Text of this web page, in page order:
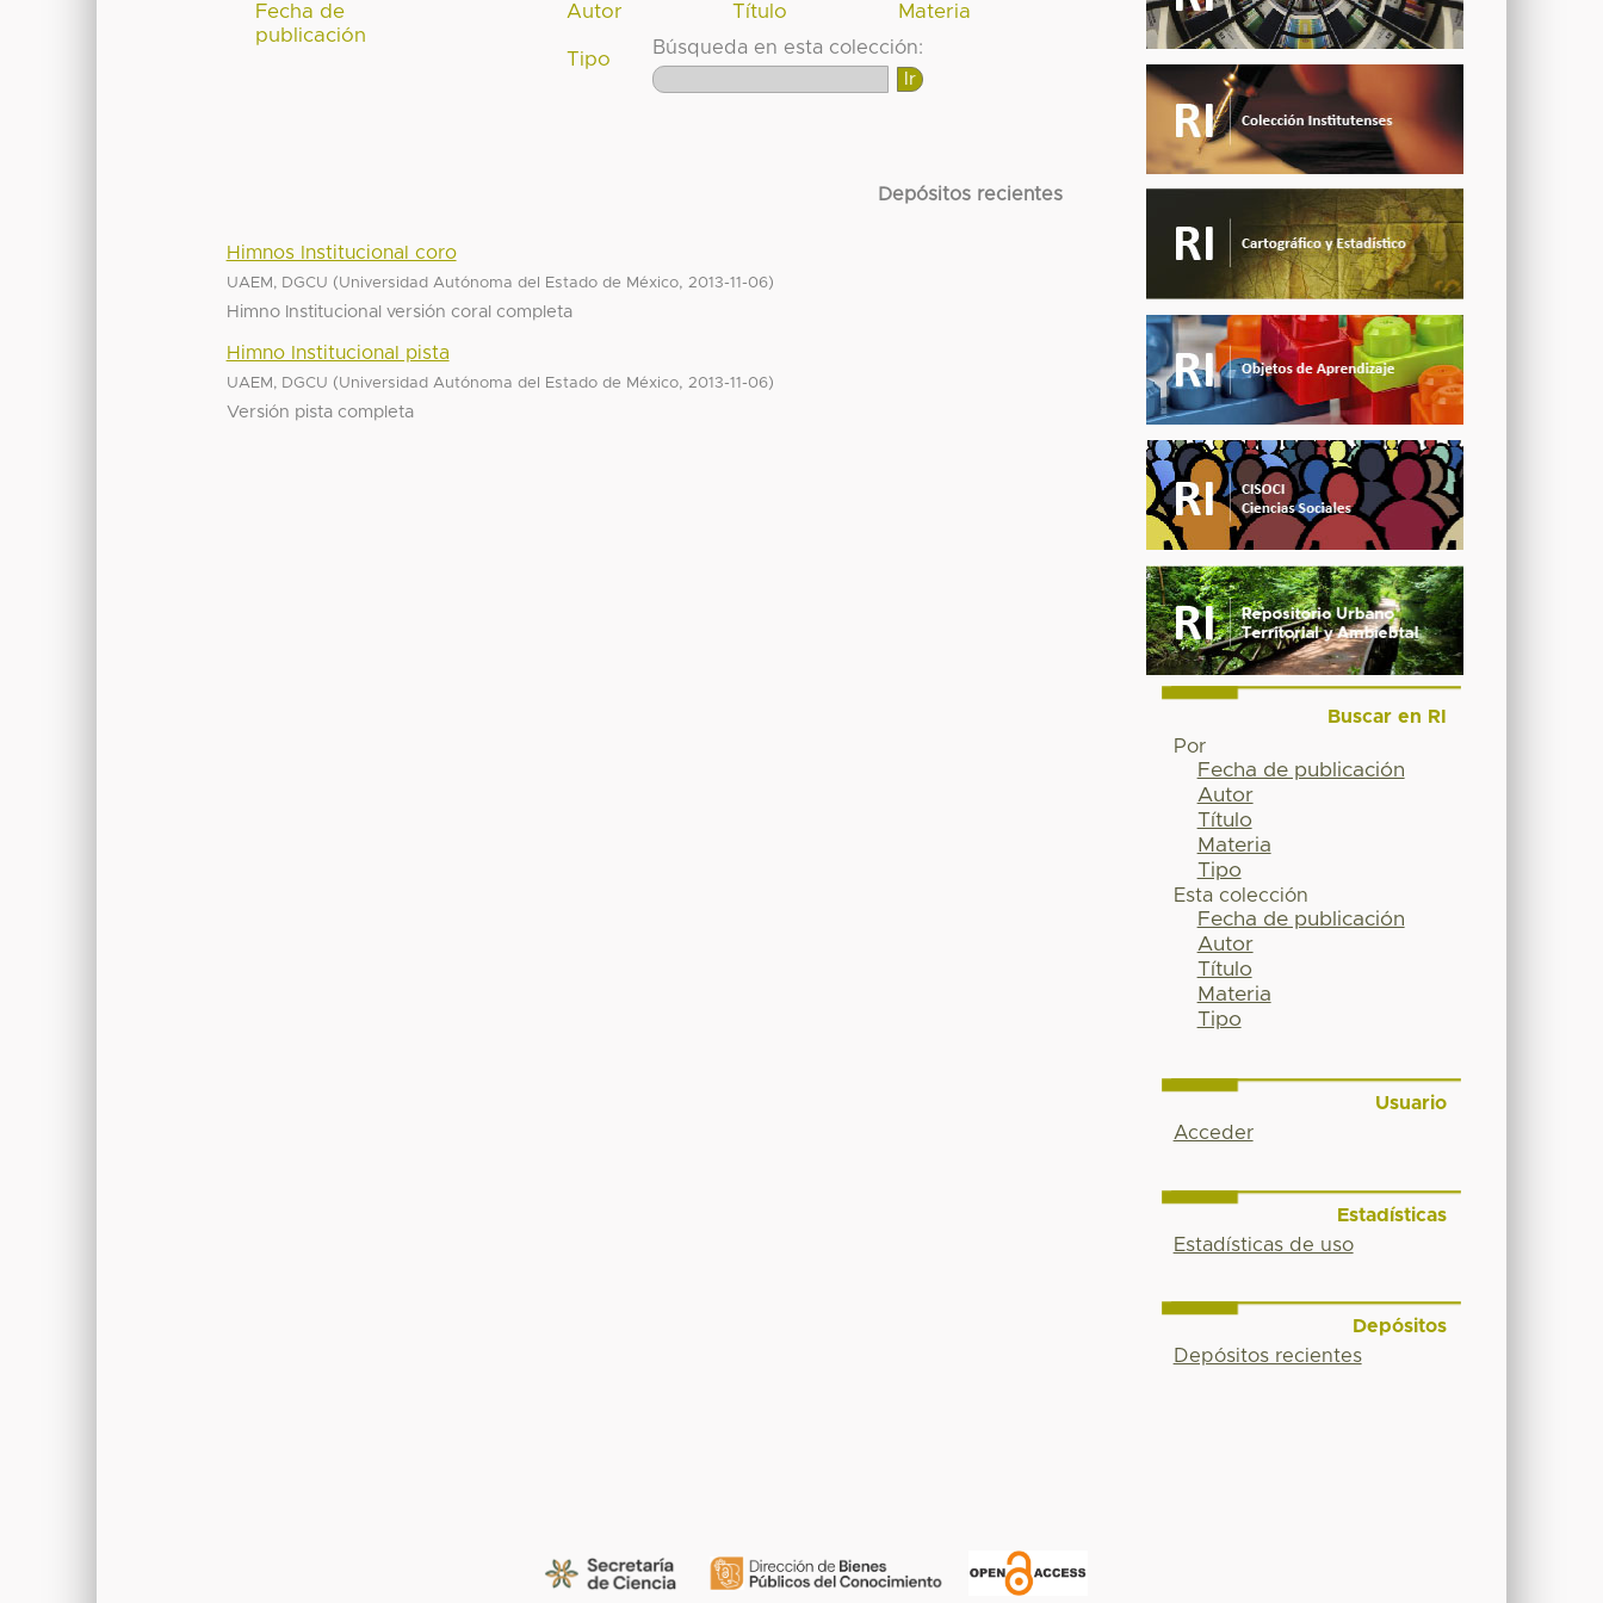
Fecha de
publicación
Autor Título Materia
Tipo
Búsqueda en esta colección:
Depósitos recientes
Himnos Institucional coro
UAEM, DGCU (Universidad Autónoma del Estado de México, 2013-11-06)
Himno Institucional versión coral completa
Himno Institucional pista
UAEM, DGCU (Universidad Autónoma del Estado de México, 2013-11-06)
Versión pista completa
Buscar en RI
Por
Fecha de publicación
Autor
Título
Materia
Tipo
Esta colección
Fecha de publicación
Autor
Título
Materia
Tipo
Usuario
Acceder
Estadísticas
Estadísticas de uso
Depósitos
Depósitos recientes